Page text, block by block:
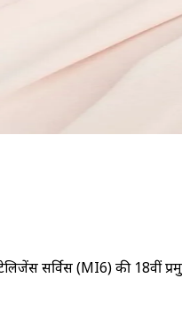
सर्विस (MI6) की 18वीं